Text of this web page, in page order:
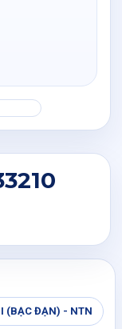
(BẠC ĐẠN) - NTN